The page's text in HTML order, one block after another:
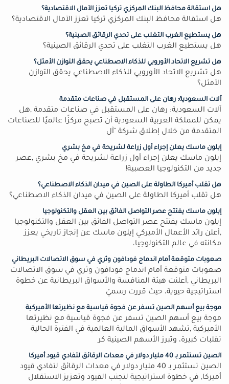
هل استقالة محافظ البنك المركزي تركيا تعزز الآمال الاقتصادية؟
هل استقالة محافظ البنك المركزي تركيا تعزز الآمال الاقتصادية؟
هل يستطيع الغرب التغلب على تحدي الرقائق الصينية؟
هل يستطيع الغرب التغلب على تحدي الرقائق الصينية؟
هل تشريع الاتحاد الأوروبي للذكاء الاصطناعي يحقق التوازن الأمثل؟
هل تشريع الاتحاد الأوروبي للذكاء الاصطناعي يحقق التوازن
الأمثل؟
آلات السعودية: رهان على المستقبل في صناعات متقدمة
آلات السعودية: رهان على المستقبل في صناعات متقدمة ,هل
يمكن للمملكة العربية السعودية أن تصبح مركزًا عالميًا للصناعات
المتقدمة من خلال إطلاق شركة "آل
إيلون ماسك يعلن إجراء أول زراعة لشريحة في مخ بشري
إيلون ماسك يعلن إجراء أول زراعة لشريحة في مخ بشري ,عصر
جديد من التكنولوجيا العصبية!
هل تقلب أميركا الطاولة على الصين في ميدان الذكاء الاصطناعي؟
هل تقلب أميركا الطاولة على الصين في ميدان الذكاء الاصطناعي؟
إيلون ماسك يفتتح عصر التواصل الفائق بين العقل والتكنولوجيا
إيلون ماسك يفتتح عصر التواصل الفائق بين العقل والتكنولوجيا
,أعلن رائد الأعمال الأميركي إيلون ماسك عن إنجاز تاريخي يعزز
مكانته في عالم التكنولوجيا،
صعوبات متوقعة أمام اندماج فودافون وثري في سوق الاتصالات البريطاني
صعوبات متوقعة أمام اندماج فودافون وثري في سوق الاتصالات
البريطاني ,أعلنت هيئة المنافسة والأسواق البريطانية عن خطوة
استراتيجية حيوية، حيث قررت رسميً
موجة بيع أسهم الصين تسفر عن فجوة قياسية مع نظيرتها الأميركية
موجة بيع أسهم الصين تسفر عن فجوة قياسية مع نظيرتها
الأميركية ,تشهد الأسواق المالية العالمية في الفترة الحالية
تقلبات كبيرة، وتبرز الأسهم الصينية كر
الصين تستثمر بـ 40 مليار دولار في معدات الرقائق لتفادي قيود أميركا
الصين تستثمر بـ 40 مليار دولار في معدات الرقائق لتفادي قيود
أميركا, في خطوة استراتيجية لتجنب القيود وتعزيز الاستقلال